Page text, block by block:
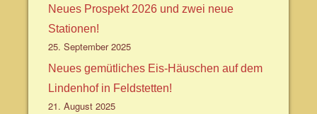
Neues Prospekt 2026 und zwei neue
Stationen!
25. September 2025
Neues gemütliches Eis-Häuschen auf dem
Lindenhof in Feldstetten!
21. August 2025